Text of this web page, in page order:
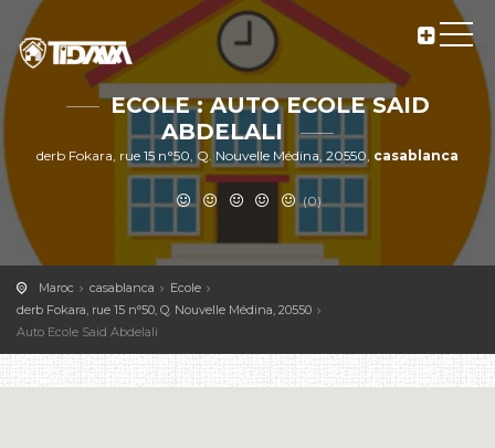
ECOLE : AUTO ECOLE SAID
ABDELALI
derb Fokara, rue 15 n°50, Q. Nouvelle Médina, 20550, casablanca
(0)
Maroc casablanca
Ecole
derb Fokara, rue 15 n°50, Q. Nouvelle Médina, 20550
Auto Ecole Said Abdelali